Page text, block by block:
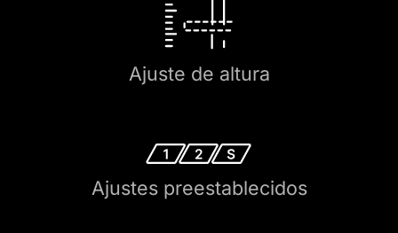
Ajuste de altura
Ajustes preestablecidos